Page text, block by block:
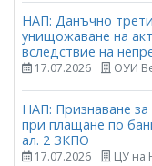
НАП: Данъчно
унищожаване на
вследствие на
17.07.2026 ОУИ
НАП: Признаване
при плащане по
ал. 2 ЗКПО
17.07.2026 ЦУ на